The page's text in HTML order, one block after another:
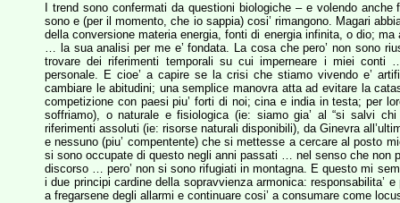
I trend sono confermati da questioni biologiche – e volendo
sono e (per il momento, che io sappia) cosi’ rimangono. Magari
della conversione materia energia, fonti di energia infinita, o dio;
… la sua analisi per me e’ fondata. La cosa che pero’ non sono
trovare dei riferimenti temporali su cui imperneare i miei conti
personale. E cioe’ a capire se la crisi che stiamo vivendo e’
cambiare le abitudini; una semplice manovra atta ad evitare la
competizione con paesi piu’ forti di noi; cina e india in testa; per
soffriamo), o naturale e fisiologica (ie: siamo gia’ al “si salvi
riferimenti assoluti (ie: risorse naturali disponibili), da Ginevra
e nessuno (piu’ compentente) che si mettesse a cercare al posto
si sono occupate di questo negli anni passati … nel senso che non
discorso … pero’ non si sono rifugiati in montagna. E questo mi
i due principi cardine della sopravvienza armonica: responsabilita’
a fregarsene degli allarmi e continuare cosi’ a consumare come